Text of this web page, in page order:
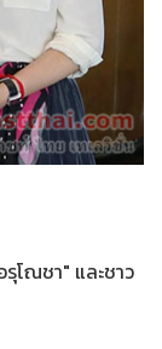
โณชา" และชาว